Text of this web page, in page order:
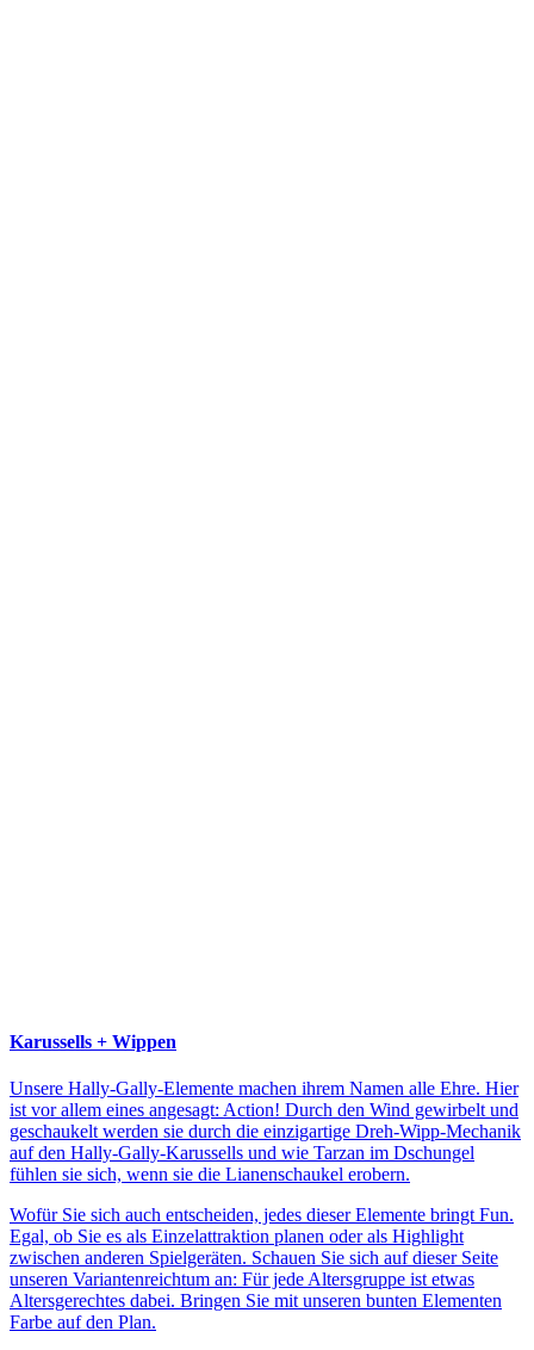
Karussells + Wippen
Unsere Hally-Gally-Elemente machen ihrem Namen alle Ehre. Hier
ist vor allem eines angesagt: Action! Durch den Wind gewirbelt und
geschaukelt werden sie durch die einzigartige Dreh-Wipp-Mechanik
auf den Hally-Gally-Karussells und wie Tarzan im Dschungel
fühlen sie sich, wenn sie die Lianenschaukel erobern.
Wofür Sie sich auch entscheiden, jedes dieser Elemente bringt Fun.
Egal, ob Sie es als Einzelattraktion planen oder als Highlight
zwischen anderen Spielgeräten. Schauen Sie sich auf dieser Seite
unseren Variantenreichtum an: Für jede Altersgruppe ist etwas
Altersgerechtes dabei. Bringen Sie mit unseren bunten Elementen
Farbe auf den Plan.